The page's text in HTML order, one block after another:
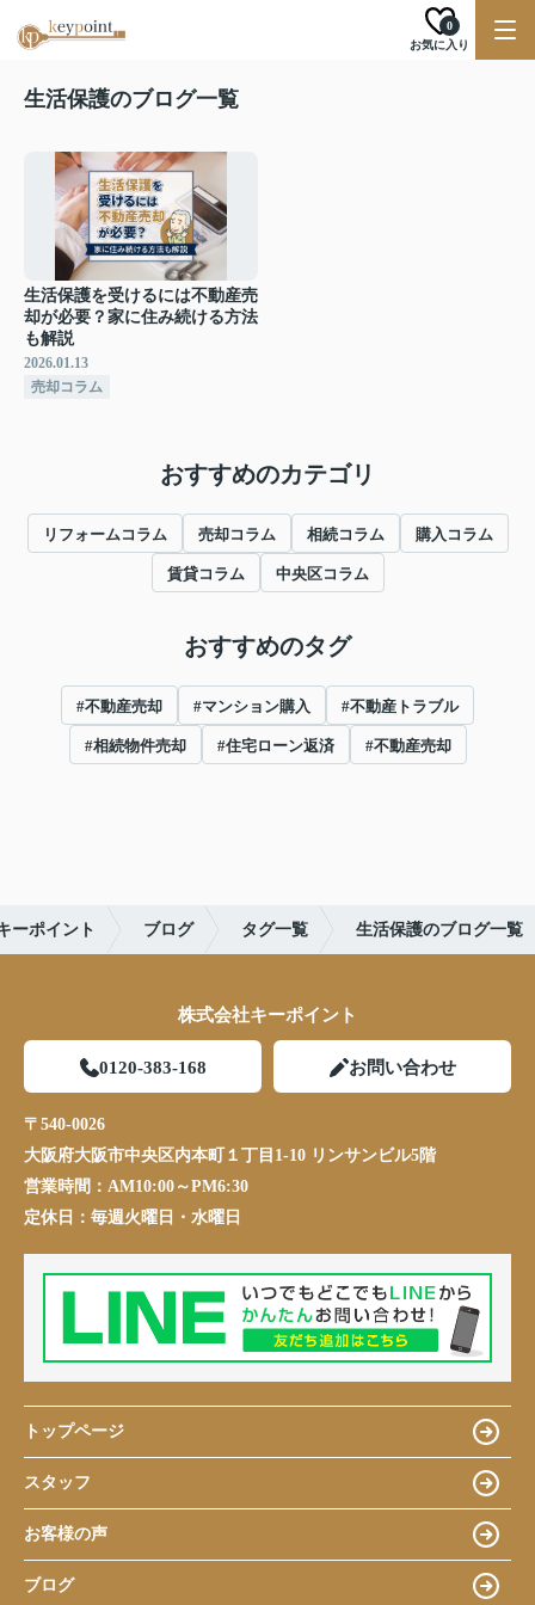
お気に入り
0
生活保護のブログ一覧
生活保護を受けるには不動産売
却が必要？家に住み続ける方法
も解説
2026.01.13
売却コラム
おすすめのカテゴリ
リフォームコラム 売却コラム 相続コラム 購入コラム
賃貸コラム 中央区コラム
おすすめのタグ
#不動産売却 #マンション購入 #不動産トラブル
#相続物件売却 #住宅ローン返済 #不動産売却
ーポイント ブログ タグ一覧 生活保護のブログ一覧
株式会社キーポイント
0120-383-168 お問い合わせ
〒540-0026
大阪府大阪市中央区内本町１丁目1-10 リンサンビル5階
営業時間： AM10:00～PM6:30
定休日： 毎週火曜日・水曜日
トップページ
スタッフ
お客様の声
ブログ